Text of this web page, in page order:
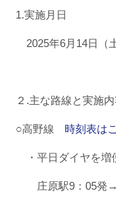
1.実施月日
2025年6月14日（土
２.主な路線と実施
○高野線 時刻表は
・平日ダイヤを増
庄原駅9：05発→